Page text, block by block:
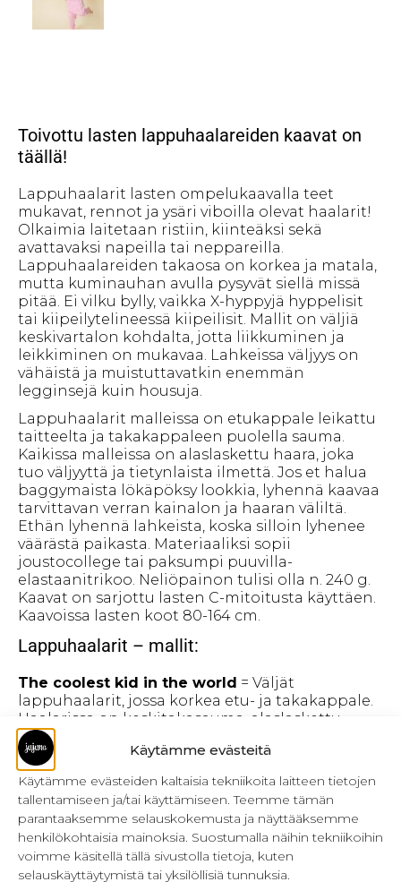
Käytämme evästeitä
Käytämme evästeiden kaltaisia tekniikoita laitteen tietojen
tallentamiseen ja/tai käyttämiseen. Teemme tämän
parantaaksemme selauskokemusta ja näyttääksemme
henkilökohtaisia mainoksia. Suostumalla näihin tekniikoihin
voimme käsitellä tällä sivustolla tietoja, kuten
selauskäyttäytymistä tai yksilöllisiä tunnuksia.
Toivottu lasten lappuhaalareiden kaavat on
täällä!
Lappuhaalarit lasten ompelukaavalla teet
mukavat, rennot ja ysäri viboilla olevat haalarit!
Olkaimia laitetaan ristiin, kiinteäksi sekä
avattavaksi napeilla tai neppareilla.
Lappuhaalareiden takaosa on korkea ja matala,
mutta kuminauhan avulla pysyvät siellä missä
pitää. Ei vilku bylly, vaikka X-hyppyjä hyppelisit
tai kiipeilytelineessä kiipeilisit. Mallit on väljiä
keskivartalon kohdalta, jotta liikkuminen ja
leikkiminen on mukavaa. Lahkeissa väljyys on
vähäistä ja muistuttavatkin enemmän
legginsejä kuin housuja.
Lappuhaalarit malleissa on etukappale leikattu
taitteelta ja takakappaleen puolella sauma.
Kaikissa malleissa on alaslaskettu haara, joka
tuo väljyyttä ja tietynlaista ilmettä. Jos et halua
baggymaista lökäpöksy lookkia, lyhennä kaavaa
tarvittavan verran kainalon ja haaran väliltä.
Ethän lyhennä lahkeista, koska silloin lyhenee
väärästä paikasta. Materiaaliksi sopii
joustocollege tai paksumpi puuvilla-
elastaanitrikoo. Neliöpainon tulisi olla n. 240 g.
Kaavat on sarjottu lasten C-mitoitusta käyttäen.
Kaavoissa lasten koot 80-164 cm.
Lappuhaalarit – mallit:
The coolest kid in the world = Väljät
lappuhaalarit, jossa korkea etu- ja takakappale.
Haalarissa on keskitakasauma, alaslaskettu
haara ja lahkeensuihin on ommeltu resorit.
Lappuhaalarin reunat on huoliteltu
muotokaitaleella. Mallissa on kiinteät olkaimet
eli ne on ommeltu molemmista päistä
vaatteeseen kiinni.
Sweeter than honey= Väljät lappuhaalarit,
jossa korkea etukappale. Takakappale ulottuu
vain vyötärölle. Vyötärön kohdalle on ommeltu